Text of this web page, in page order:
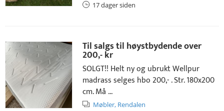
17 dager siden
Til salgs til høystbydende over
200,- kr
SOLGT!! Helt ny og ubrukt Wellpur
madrass selges hbo 200,- . Str. 180x200
cm. Må ...
Møbler, Rendalen